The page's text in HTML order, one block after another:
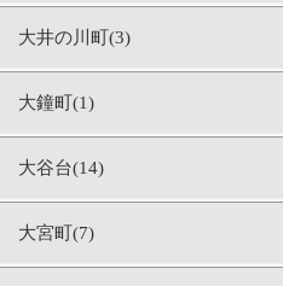
大井の川町(3)
大鐘町(1)
大谷台(14)
大宮町(7)